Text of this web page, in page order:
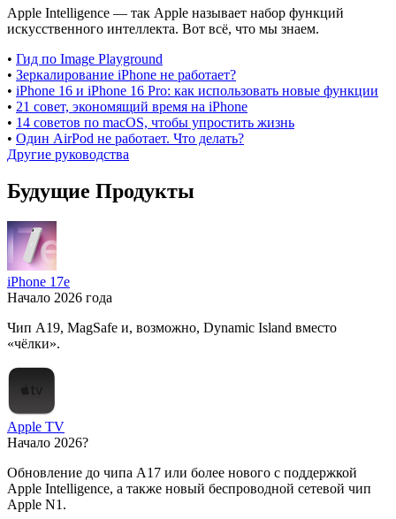
Apple Intelligence — так Apple называет набор функций
искусственного интеллекта. Вот всё, что мы знаем.
• Гид по Image Playground
• Зеркалирование iPhone не работает?
• iPhone 16 и iPhone 16 Pro: как использовать новые функции
• 21 совет, экономящий время на iPhone
• 14 советов по macOS, чтобы упростить жизнь
• Один AirPod не работает. Что делать?
Другие руководства
Будущие Продукты
iPhone 17e
Начало 2026 года
Чип A19, MagSafe и, возможно, Dynamic Island вместо
«чёлки».
Apple TV
Начало 2026?
Обновление до чипа A17 или более нового с поддержкой
Apple Intelligence, а также новый беспроводной сетевой чип
Apple N1.